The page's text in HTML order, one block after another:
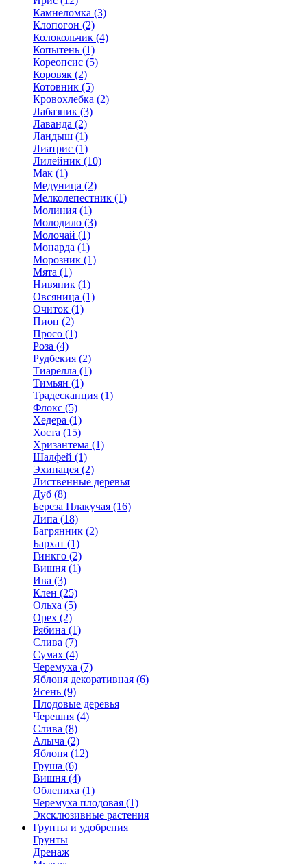
Камнеломка (3)
Клопогон (2)
Колокольчик (4)
Копытень (1)
Кореопсис (5)
Коровяк (2)
Котовник (5)
Кровохлебка (2)
Лабазник (3)
Лаванда (2)
Ландыш (1)
Лиатрис (1)
Лилейник (10)
Мак (1)
Медуница (2)
Мелколепестник (1)
Молиния (1)
Молодило (3)
Молочай (1)
Монарда (1)
Морозник (1)
Мята (1)
Нивяник (1)
Овсяница (1)
Очиток (1)
Пион (2)
Просо (1)
Роза (4)
Рудбекия (2)
Тиарелла (1)
Тимьян (1)
Традесканция (1)
Флокс (5)
Хедера (1)
Хоста (15)
Хризантема (1)
Шалфей (1)
Эхинацея (2)
Лиственные деревья
Дуб (8)
Береза Плакучая (16)
Липа (18)
Багрянник (2)
Бархат (1)
Гинкго (2)
Вишня (1)
Ива (3)
Клен (25)
Ольха (5)
Орех (2)
Рябина (1)
Слива (7)
Сумах (4)
Черемуха (7)
Яблоня декоративная (6)
Ясень (9)
Плодовые деревья
Черешня (4)
Слива (8)
Алыча (2)
Яблоня (12)
Груша (6)
Вишня (4)
Облепиха (1)
Черемуха плодовая (1)
Эксклюзивные растения
Грунты и удобрения
Грунты
Дренаж